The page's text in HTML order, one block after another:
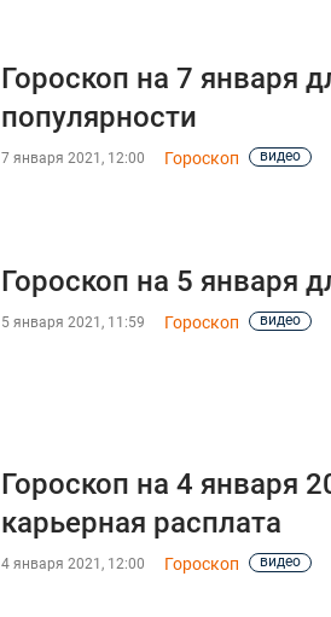
Гороскоп на 7 января
популярности
7 января 2021, 12:00 Гороскоп видео
Гороскоп на 5 января
5 января 2021, 11:59 Гороскоп видео
Гороскоп на 4 января
карьерная расплата
4 января 2021, 12:00 Гороскоп видео